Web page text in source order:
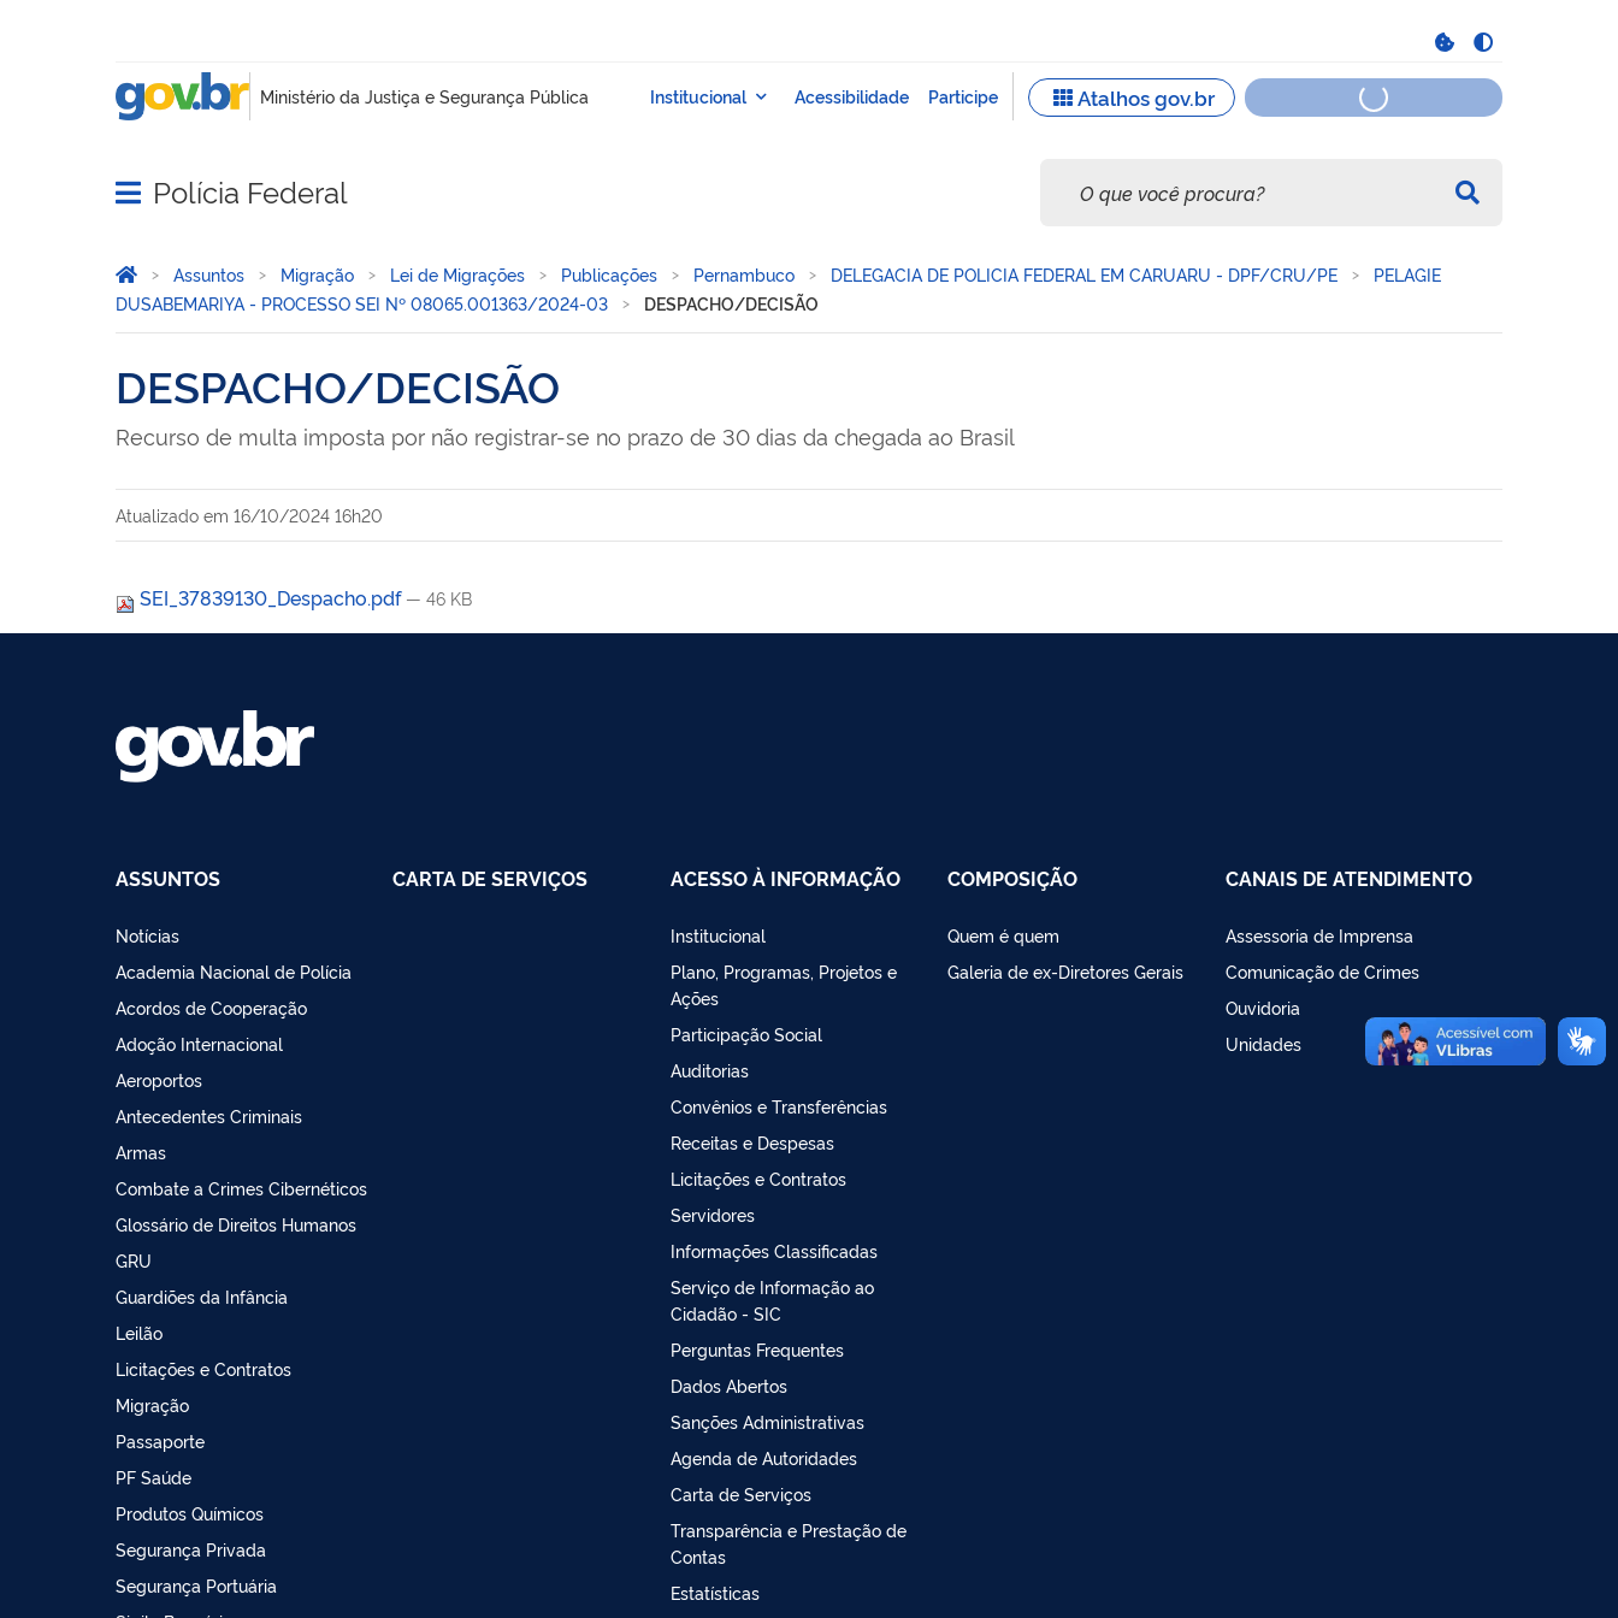
Abrir menu principal de navegação
Polícia Federal
Você está aqui:
Página Inicial
Assuntos Migração Lei de Migrações Publicações Pernambuco DELEGACIA DE POLICIA FEDERAL EM CARUARU - DPF/CRU/PE
PELAGIE
DUSABEMARIYA - PROCESSO SEI Nº 08065.001363/2024-03
DESPACHO/DECISÃO
DESPACHO/DECISÃO
Recurso de multa imposta por não registrar-se no prazo de 30 dias da chegada ao Brasil
Atualizado em 16/10/2024 16h20
SEI_37839130_Despacho.pdf — 46 KB
ASSUNTOS
Notícias
Academia Nacional de Polícia
Acordos de Cooperação
Adoção Internacional
Aeroportos
Antecedentes Criminais
Armas
Combate a Crimes Cibernéticos
Glossário de Direitos Humanos
GRU
Guardiões da Infância
Leilão
Licitações e Contratos
Migração
Passaporte
PF Saúde
Produtos Químicos
Segurança Privada
Segurança Portuária
CARTA DE SERVIÇOS ACESSO À INFORMAÇÃO
Institucional
Plano, Programas, Projetos e
Ações
Participação Social
Auditorias
Convênios e Transferências
Receitas e Despesas
Licitações e Contratos
Servidores
Informações Classificadas
Serviço de Informação ao
Cidadão - SIC
Perguntas Frequentes
Dados Abertos
Sanções Administrativas
Agenda de Autoridades
Carta de Serviços
Transparência e Prestação de
Contas
Estatísticas
COMPOSIÇÃO
Quem é quem
Galeria de ex-Diretores Gerais
CANAIS DE ATENDIMENTO
Assessoria de Imprensa
Comunicação de Crimes
Ouvidoria
Unidades